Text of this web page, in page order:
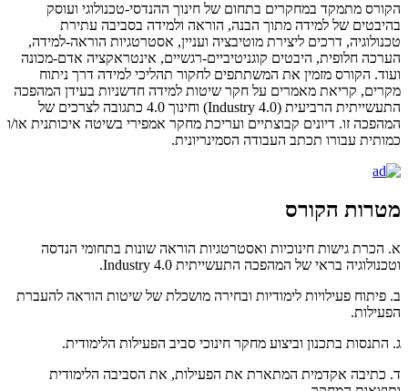
הקורס מתמקד במחקרים בתחום של חינוך ההנדסי-טכנולוגי ועוסק
בהיבטים של למידה מתוך הבנה, הוראה ולמידה בסביבה עתירת
טכנולוגיה, דרכים ליצירת מוטיבציה ועניין, אסטרטגיות הוראה-למידה,
הערכה חלופית, היבטים קוגניטיביים-רגשיים, אינטראקציה אדם-מכונה
ועוד. הקורס מזמין את המשתתפים לחקור תהליכי למידה דרך ניתוח
מקרים, קריאת מאמרים על חקר שיטות למידה חדשניות בעידן המהפכה
התעשייתית הרביעית (Industry 4.0) וחינוך 4.0 כתגובה לצרכים של
המהפכה זו. דיונים קבוצתיים ועריכת מחקר אמפירי בשיטה איכותנית או/ו
כמותית עבורו תכתב העבודה הסמינריונית.
מטרות הקורס
א. הכרת גישות חינוכיות ואסטרטגיות הוראה שונות בתחומי הנדסה
וטכנולוגיה בראי של המהפכה התעשייתית Industry 4.0.
ב. פיתוח פעילויות לימודיות ובחירה מושכלת של שיטות הוראה להעברת
הפעילות.
ג. התנסות בתכנון וביצוע מחקר חינוכי סביב הפעילות הלימודית.
ד. כתיבה אקדמית המתארת את הפעילות, את הסביבה הלימודית